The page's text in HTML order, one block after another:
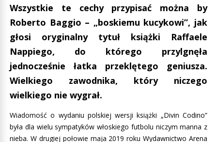
Wszystkie te cechy przypisać można by
Roberto Baggio – „boskiemu kucykowi”, jak
głosi oryginalny tytuł książki Raffaele
Nappiego, do którego przylgnęła
jednocześnie łatka przeklętego geniusza.
Wielkiego zawodnika, który niczego
wielkiego nie wygrał.
Wiadomość o wydaniu polskiej wersji książki „Divin Codino”
była dla wielu sympatyków włoskiego futbolu niczym manna z
nieba. W drugiej połowie maja 2019 roku Wydawnictwo Arena